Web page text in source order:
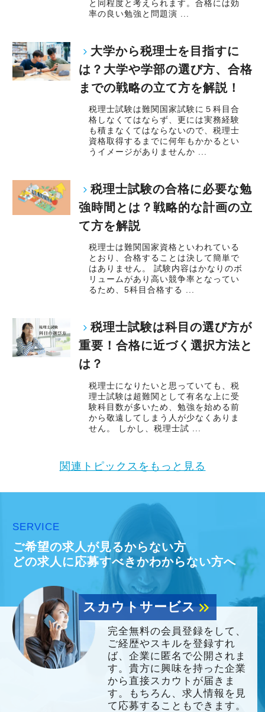
と同程度と考えられます。合格には効
率の良い勉強と問題演 ...
大学から税理士を目指すに
は？大学や学部の選び方、合格
までの戦略の立て方を解説！
税理士試験は難関国家試験に５科目合
格しなくてはならず、更には実務経験
も積まなくてはならないので、税理士
資格取得するまでに何年もかかるとい
うイメージがありませんか ...
税理士試験の合格に必要な勉
強時間とは？戦略的な計画の立
て方を解説
税理士は難関国家資格といわれている
とおり、合格することは決して簡単で
はありません。 試験内容はかなりのボ
リュームがあり高い競争率となってい
るため、5科目合格する ...
税理士試験は科目の選び方が
重要！合格に近づく選択方法と
は？
税理士になりたいと思っていても、税
理士試験は超難関として有名な上に受
験科目数が多いため、勉強を始める前
から敬遠してしまう人が少なくありま
せん。 しかし、税理士試 ...
関連トピックスをもっと見る
SERVICE
ご希望の求人が見るからない方
どの求人に応募すべきかわからない方へ
スカウトサービスkeyboard_double_arrow_right
完全無料の会員登録をして、
ご経歴やスキルを登録すれ
ば、企業に匿名で公開されま
す。貴方に興味を持った企業
から直接スカウトが届きま
す。もちろん、求人情報を見
て応募することもできます。